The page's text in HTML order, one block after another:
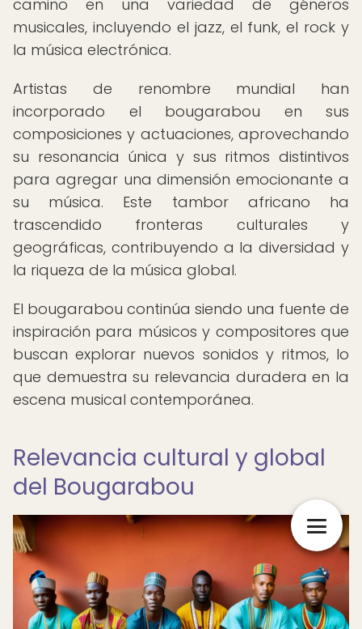
camino en una variedad de géneros
musicales, incluyendo el jazz, el funk, el rock y
la música electrónica.
Artistas de renombre mundial han
incorporado el bougarabou en sus
composiciones y actuaciones, aprovechando
su resonancia única y sus ritmos distintivos
para agregar una dimensión emocionante a
su música. Este tambor africano ha
trascendido fronteras culturales y
geográficas, contribuyendo a la diversidad y
la riqueza de la música global.
El bougarabou continúa siendo una fuente de
inspiración para músicos y compositores que
buscan explorar nuevos sonidos y ritmos, lo
que demuestra su relevancia duradera en la
escena musical contemporánea.
Relevancia cultural y global
del Bougarabou